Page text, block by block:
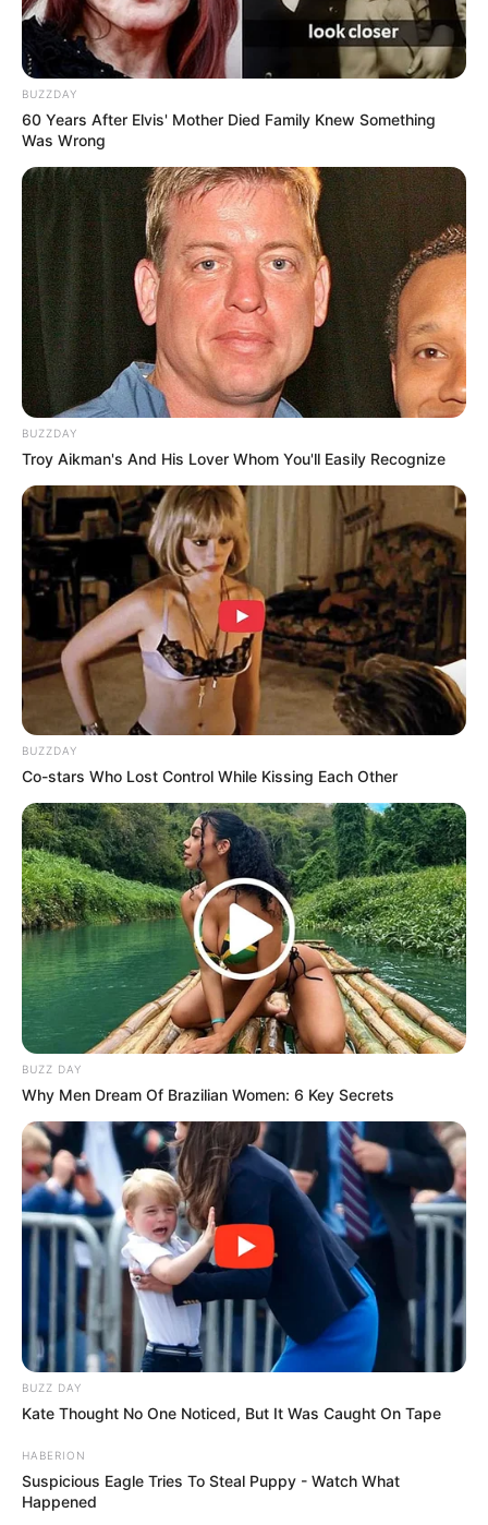
Tampil Lebih Modern, 7 Potret
Hasil Renovasi Rumah Berusia
90 Tahun
PRIVACY POLICY DISCLAIMER HUBUNGI KAMI IKLAN
Copyright © 2026 dailysia.com.
BUZZDAY
60 Years After Elvis' Mother Died Family Knew Something
Was Wrong
BUZZDAY
Troy Aikman's And His Lover Whom You'll Easily Recognize
BUZZDAY
Co-stars Who Lost Control While Kissing Each Other
BUZZ DAY
Why Men Dream Of Brazilian Women: 6 Key Secrets
BUZZ DAY
Kate Thought No One Noticed, But It Was Caught On Tape
HABERION
Suspicious Eagle Tries To Steal Puppy - Watch What
Happened